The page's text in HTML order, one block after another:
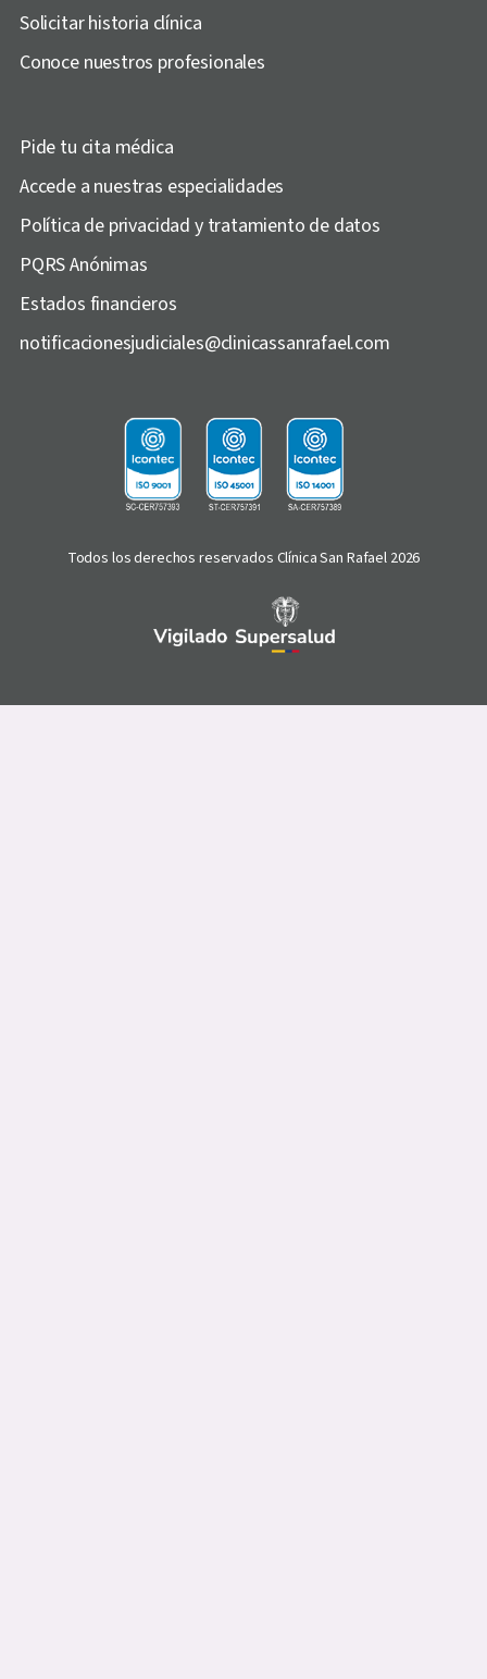
Solicitar historia clínica
Conoce nuestros profesionales
Pide tu cita médica
Accede a nuestras especialidades
Política de privacidad y tratamiento de datos
PQRS Anónimas
Estados financieros
notificacionesjudiciales@clinicassanrafael.com
Todos los derechos reservados Clínica San Rafael 2026